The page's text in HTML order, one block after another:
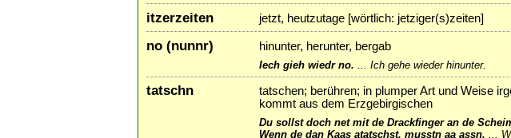
itzerzeiten jetzt, heutzutage [wörtlich: jetziger(s)zeiten]
no (nunnr) hinunter, herunter, bergab
Iech gieh wiedr no. Ich gehe wieder hinunter.
tatschn
tatschen; berühren; in plumper Art und Weise
kommt aus dem Erzgebirgischen
Du sollst doch net mit de Drackfinger an de
Wenn de dan Kaas atatschst, musstn aa assn. ...